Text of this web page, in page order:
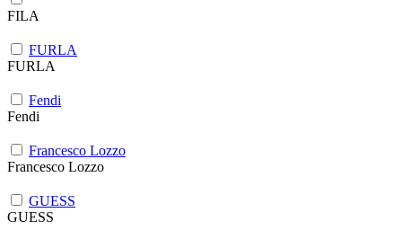
FILA
FURLA
FURLA
Fendi
Fendi
Francesco Lozzo
Francesco Lozzo
GUESS
GUESS